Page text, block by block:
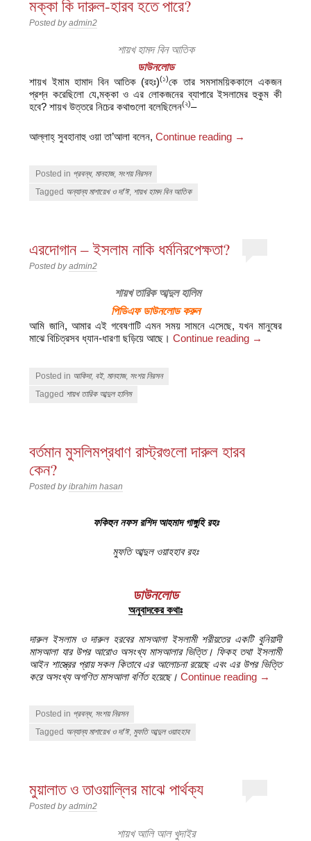
মক্কা কি দারুল-হারব হতে পারে?
Posted byadmin2
শায়খ হামদ বিন আতিক
ডাউনলোড
শায়খ ইমাম হামাদ বিন আতিক (রহঃ)(১)কে তার সমসাময়িককালে একজন
প্রশ্ন করেছিলো যে,মক্কা ও এর লোকজনের ব্যাপারে ইসলামের হুকুম কী
হবে? শায়খ উত্তরে নিচের কথাগুলো বলেছিলেন(২)–
আল্লাহ্‌ সুবহানাহু ওয়া তা’আলা বলেন,Continue reading →
Posted in প্রবন্ধ, মানহাজ, সংশয় নিরসন
Tagged অন্যান্য মাশায়েখ ও দা'ঈ, শায়খ হামদ বিন আতিক
এরদোগান – ইসলাম নাকি ধর্মনিরপেক্ষতা?
Posted byadmin2
শায়খ তারিক আব্দুল হালিম
পিডিএফ ডাউনলোড করুন
আমি জানি, আমার এই গবেষণাটি এমন সময় সামনে এসেছে, যখন মানুষের
মাঝে বিচিত্রসব ধ্যান-ধারণা ছড়িয়ে আছে।Continue reading →
Posted in আকিদা, বই, মানহাজ, সংশয় নিরসন
Tagged শায়খ তারিক আব্দুল হালিম
বর্তমান মুসলিমপ্রধাণ রাস্ট্রগুলো দারুল হারব
কেন?
Posted byibrahim hasan
ফকিহুন নফস রশিদ আহমাদ গাঙ্গুহি রহঃ
মুফতি আব্দুল ওয়াহহাব রহঃ
ডাউনলোড
অনুবাদকের কথাঃ
দারুল ইসলাম ও দারুল হরবের মাসআলা ইসলামী শরীয়তের একটি বুনিয়াদী
মাসআলা যার উপর আরোও অসংখ্য মাসআলার ভিত্তি। ফিকহ তথা ইসলামী
আইন শাস্ত্রের প্রায় সকল কিতাবে এর আলোচনা রয়েছে এবং এর উপর ভিত্তি
করে অসংখ্য অগণিত মাসআলা বর্ণিত হয়েছে। Continue reading →
Posted in প্রবন্ধ, সংশয় নিরসন
Tagged অন্যান্য মাশায়েখ ও দা'ঈ, মুফতি আব্দুল ওয়াহহাব
মুয়ালাত ও তাওয়াল্লির মাঝে পার্থক্য
Posted byadmin2
শায়খ আলি আল খুদাইর